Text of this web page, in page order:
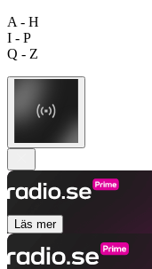
A - H
I - P
Q - Z
Läs mer